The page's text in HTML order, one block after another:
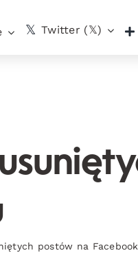
Twitter (𝕏)
postów na